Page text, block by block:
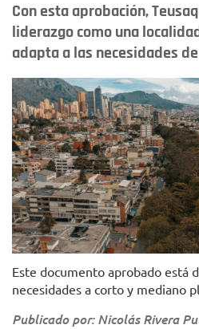
Con esta aprobación,
liderazgo como una
adapta a las necesidades
Este documento aprobado está
necesidades a corto y mediano
Publicado por: Nicolás Rivera